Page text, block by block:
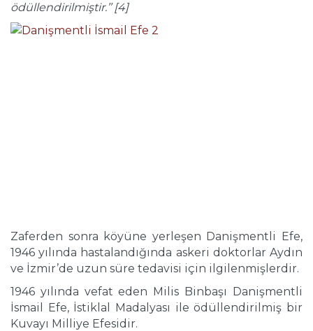
ödüllendirilmiştir.’’ [4]
Zaferden sonra köyüne yerleşen Danişmentli Efe,
1946 yılında hastalandığında askeri doktorlar Aydın
ve İzmir’de uzun süre tedavisi için ilgilenmişlerdir.
1946 yılında vefat eden Milis Binbaşı Danişmentli
İsmail Efe, İstiklal Madalyası ile ödüllendirilmiş bir
Kuvayı Milliye Efesidir.